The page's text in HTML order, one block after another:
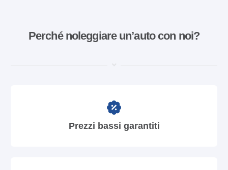
Perché noleggiare un’auto con noi?
Prezzi bassi garantiti